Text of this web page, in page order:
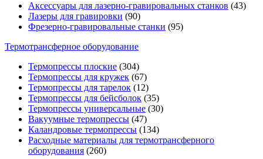
Аксессуары для лазерно-гравировальных станков (43)
Лазеры для гравировки (90)
Фрезерно-гравировальные станки (95)
Термотрансферное оборудование
Термопрессы плоские (304)
Термопрессы для кружек (67)
Термопрессы для тарелок (12)
Термопрессы для бейсболок (35)
Термопрессы универсальные (30)
Вакуумные термопрессы (47)
Каландровые термопрессы (134)
Расходные материалы для термотрансферного
оборудования (260)